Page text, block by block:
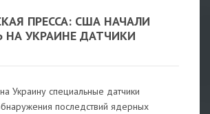
ПРЕССА: США НАЧАЛИ
НА УКРАИНЕ ДАТЧИКИ
Украину специальные датчики
последствий ядерных